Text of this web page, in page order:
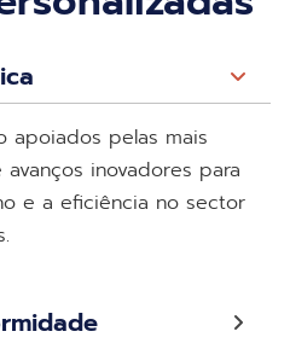
apoiados pelas mais
inovadores para
e a eficiência no sector